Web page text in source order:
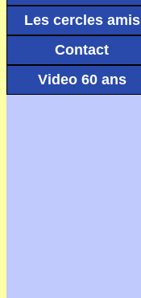
Les cercles amis
Contact
Video 60 ans